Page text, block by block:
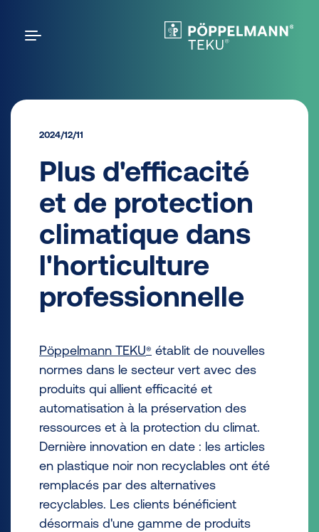
2024/12/11
Plus d'efficacité
et de protection
climatique dans
l'horticulture
professionnelle
Pöppelmann TEKU® établit de nouvelles
normes dans le secteur vert avec des
produits qui allient efficacité et
automatisation à la préservation des
ressources et à la protection du climat.
Dernière innovation en date : les articles
en plastique noir non recyclables ont été
remplacés par des alternatives
recyclables. Les clients bénéficient
désormais d'une gamme de produits